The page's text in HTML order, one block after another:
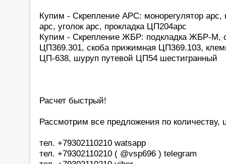
Купим - Скрепление АРС: монорегулятор
арс, уголок арс, прокладка ЦП204арс
Купим - Скрепление ЖБР: подкладка ЖБР-М,
ЦП369.301, скоба прижимная ЦП369.103,
ЦП-638, шуруп путевой ЦП54 шестигранный
Расчет быстрый!
Рассмотрим все предложения по количеству,
тел. +79302110210 watsapp
тел. +79302110210 ( @vsp696 ) telegram